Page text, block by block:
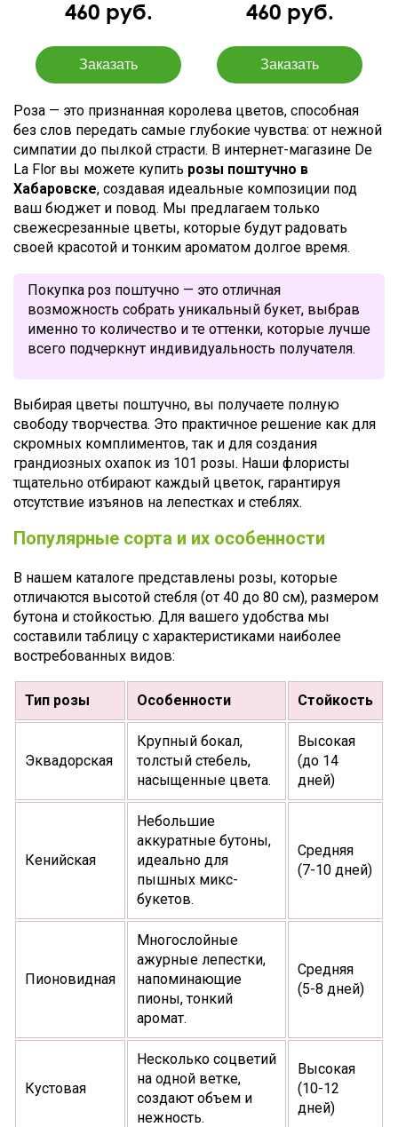
460 руб. 460 руб.
Роза — это признанная королева цветов, способная
без слов передать самые глубокие чувства: от нежной
симпатии до пылкой страсти. В интернет-магазине De
La Flor вы можете купить розы поштучно в
Хабаровске, создавая идеальные композиции под
ваш бюджет и повод. Мы предлагаем только
свежесрезанные цветы, которые будут радовать
своей красотой и тонким ароматом долгое время.
Покупка роз поштучно — это отличная
возможность собрать уникальный букет, выбрав
именно то количество и те оттенки, которые лучше
всего подчеркнут индивидуальность получателя.
Выбирая цветы поштучно, вы получаете полную
свободу творчества. Это практичное решение как для
скромных комплиментов, так и для создания
грандиозных охапок из 101 розы. Наши флористы
тщательно отбирают каждый цветок, гарантируя
отсутствие изъянов на лепестках и стеблях.
Популярные сорта и их особенности
В нашем каталоге представлены розы, которые
отличаются высотой стебля (от 40 до 80 см), размером
бутона и стойкостью. Для вашего удобства мы
составили таблицу с характеристиками наиболее
востребованных видов:
Тип розы Особенности Стойкость
Эквадорская
Крупный бокал,
толстый стебель,
насыщенные цвета.
Высокая
(до 14
дней)
Кенийская
Небольшие
аккуратные бутоны,
идеально для
пышных микс-
букетов.
Средняя
(7-10 дней)
Пионовидная
Многослойные
ажурные лепестки,
напоминающие
пионы, тонкий
аромат.
Средняя
(5-8 дней)
Кустовая
Несколько соцветий
на одной ветке,
создают объем и
нежность.
Высокая
(10-12
дней)